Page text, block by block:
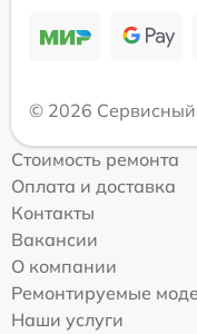
© 2026 Сервисный
Стоимость ремонта
Оплата и доставка
Контакты
Вакансии
О компании
Ремонтируемые
Наши услуги